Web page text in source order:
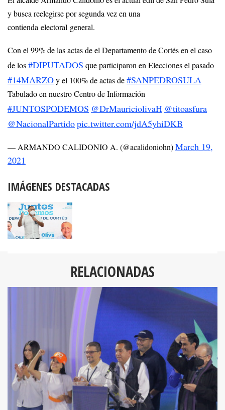
y busca reelegirse por segunda vez en una
contienda electoral general.
Con el 99% de las actas de el Departamento de Cortés en el caso
de los#DIPUTADOS que participaron en Elecciones el pasado
#14MARZOy el 100% de actas de#SANPEDROSULA
Tabulado en nuestro Centro de Información
#JUNTOSPODEMOS @DrMauriciolivaH @titoasfura
@NacionalPartidopic.twitter.com/jdA5yhiDKB
— ARMANDO CALIDONIO A. (@acalidoniohn)March 19,
2021
IMÁGENES DESTACADAS
RELACIONADAS